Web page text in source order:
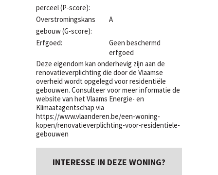
perceel (P-score):
Overstromingskans
gebouw (G-score):
A
Erfgoed:
Geen beschermd
erfgoed
Deze eigendom kan onderhevig zijn aan de
renovatieverplichting die door de Vlaamse
overheid wordt opgelegd voor residentiële
gebouwen. Consulteer voor meer informatie de
website van het Vlaams Energie- en
Klimaatagentschap via
https://www.vlaanderen.be/een-woning-
kopen/renovatieverplichting-voor-residentiele-
gebouwen
INTERESSE IN DEZE WONING?